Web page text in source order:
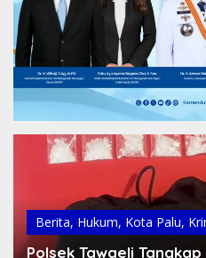
Berita, Hukum, Kota Palu,
Polsek Tawaeli